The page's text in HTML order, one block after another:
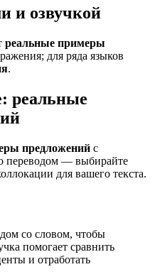
и озвучкой
реальные примеры
для ряда языков
.
реальные
предложений с
переводом — выбирайте
для вашего текста.
со словом, чтобы
помогает сравнить
и отработать